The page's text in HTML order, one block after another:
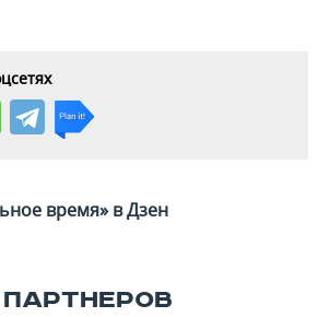
время» в Дзен